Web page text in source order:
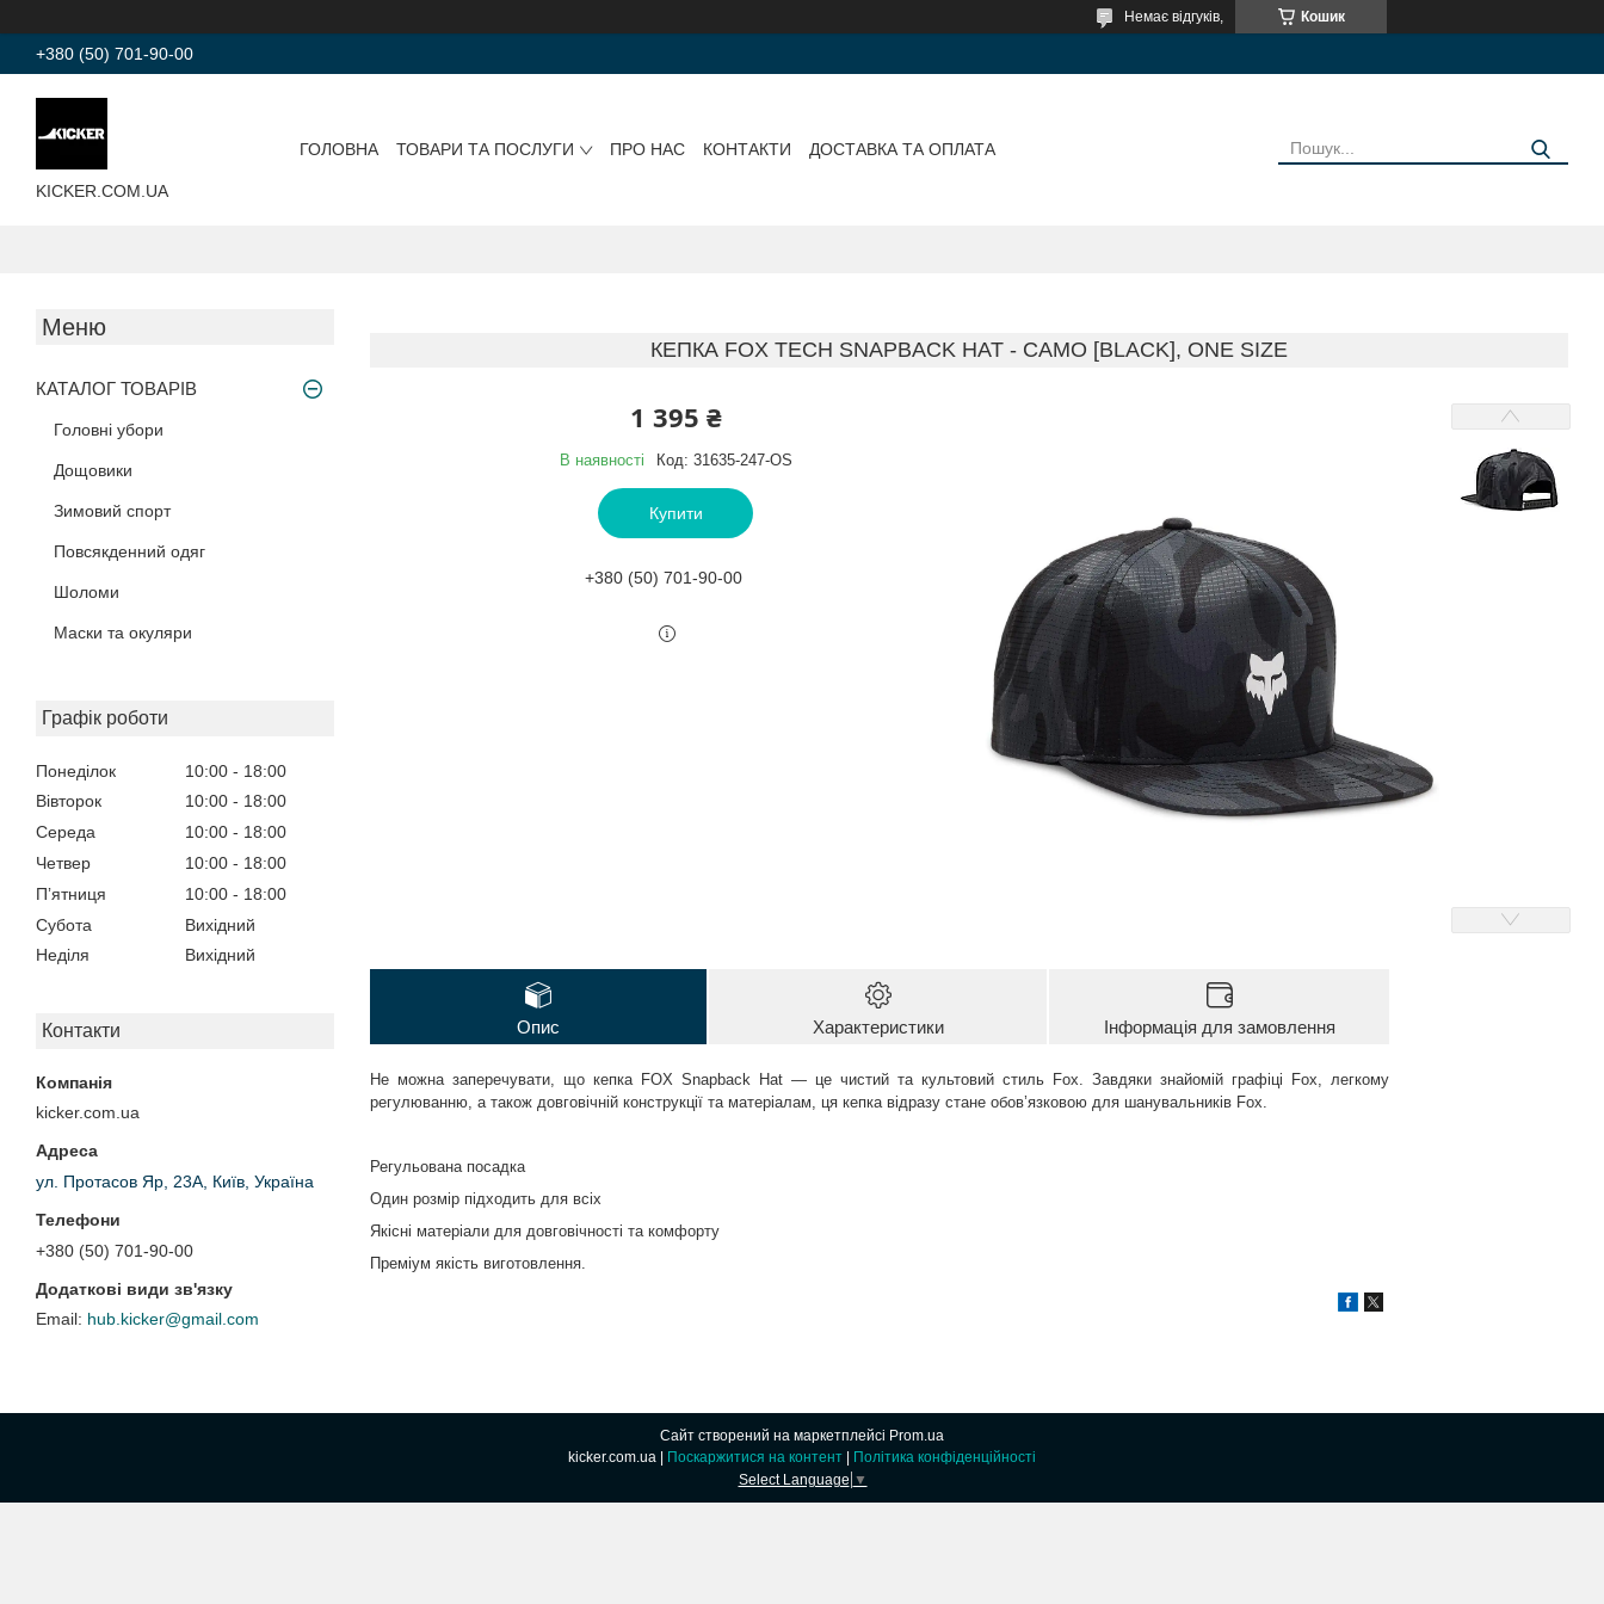
Кошик
Немає відгуків,
+380 (50) 701-90-00
KICKER.COM.UA
ГОЛОВНА ТОВАРИ ТА ПОСЛУГИ ПРО НАС КОНТАКТИ ДОСТАВКА ТА ОПЛАТА
КАТАЛОГ ТОВАРІВ
Головні убори
Дощовики
Зимовий спорт
Повсякденний одяг
Шоломи
Маски та окуляри
Графік роботи
Понеділок 10:00
18:00
Вівторок
10:00
18:00
Середа
10:00
18:00
Четвер
10:00
18:00
Пʼятниця
10:00
18:00
Субота
Вихідний
Неділя
Вихідний
Контакти
kicker.com.ua
ул. Протасов Яр, 23А, Київ, Україна
+380 (50) 701-90-00
hub.kicker@gmail.com
КЕПКА FOX TECH SNAPBACK HAT - CAMO [BLACK], ONE SIZE
1 395 ₴
В наявності Код: 31635-247-OS
Купити
+380 (50) 701-90-00
Опис Характеристики Інформація для замовлення
Не можна заперечувати, що кепка FOX Snapback Hat — це чистий та культовий стиль Fox. Завдяки знайомій графіці Fox, легкому
регулюванню, а також довговічній конструкції та матеріалам, ця кепка відразу стане обов’язковою для шанувальників Fox.
Регульована посадка
Один розмір підходить для всіх
Якісні матеріали для довговічності та комфорту
Преміум якість виготовлення.
Сайт створений на маркетплейсі Prom.ua
Поскаржитися на контент
Політика конфіденційності
Select Language ▼